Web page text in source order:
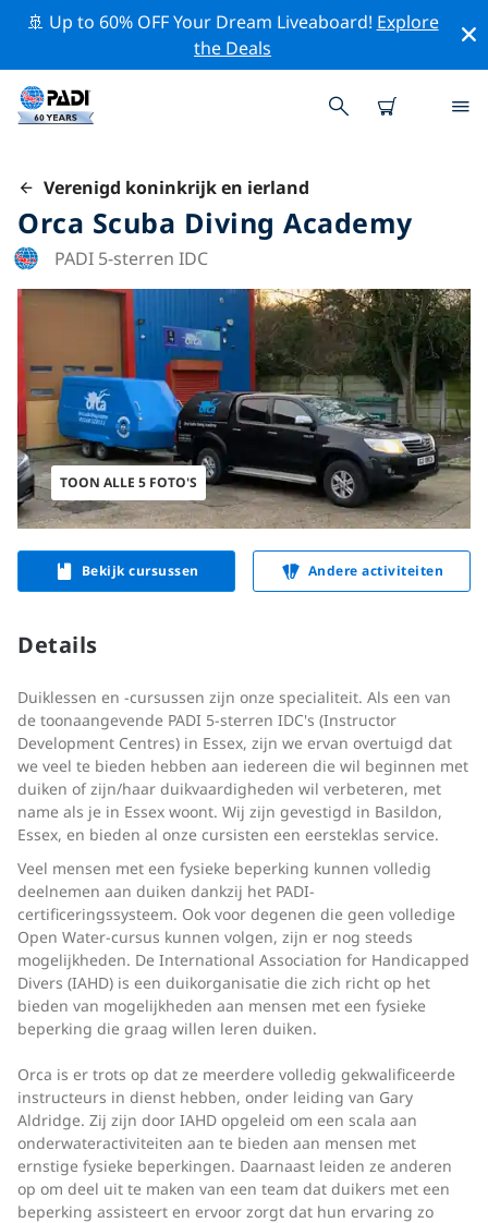
🚢 Up to 60% OFF Your Dream Liveaboard! Explore
the Deals
Verenigd koninkrijk en ierland
Orca Scuba Diving Academy
PADI 5-sterren IDC
TOON ALLE 5 FOTO'S
Bekijk cursussen Andere activiteiten
Details
Duiklessen en -cursussen zijn onze specialiteit. Als een van
de toonaangevende PADI 5-sterren IDC's (Instructor
Development Centres) in Essex, zijn we ervan overtuigd dat
we veel te bieden hebben aan iedereen die wil beginnen met
duiken of zijn/haar duikvaardigheden wil verbeteren, met
name als je in Essex woont. Wij zijn gevestigd in Basildon,
Essex, en bieden al onze cursisten een eersteklas service.
Veel mensen met een fysieke beperking kunnen volledig
deelnemen aan duiken dankzij het PADI-
certificeringssysteem. Ook voor degenen die geen volledige
Open Water-cursus kunnen volgen, zijn er nog steeds
mogelijkheden. De International Association for Handicapped
Divers (IAHD) is een duikorganisatie die zich richt op het
bieden van mogelijkheden aan mensen met een fysieke
beperking die graag willen leren duiken.
Orca is er trots op dat ze meerdere volledig gekwalificeerde
instructeurs in dienst hebben, onder leiding van Gary
Aldridge. Zij zijn door IAHD opgeleid om een scala aan
onderwateractiviteiten aan te bieden aan mensen met
ernstige fysieke beperkingen. Daarnaast leiden ze anderen
op om deel uit te maken van een team dat duikers met een
beperking assisteert en ervoor zorgt dat hun ervaring zo